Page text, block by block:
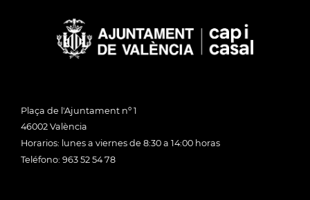
Plaça de l'Ajuntament nº 1
46002 València
Horarios: lunes a viernes de 8:30 a 14:00 horas
Teléfono: 963 52 54 78